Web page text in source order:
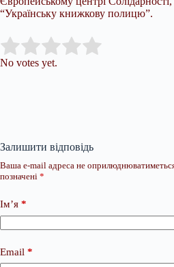
“Українську книжкову полицю”.
Rate this item:
No votes yet.
Залишити відповідь
Ваша e-mail адреса не
позначені *
Ім’я *
Email *